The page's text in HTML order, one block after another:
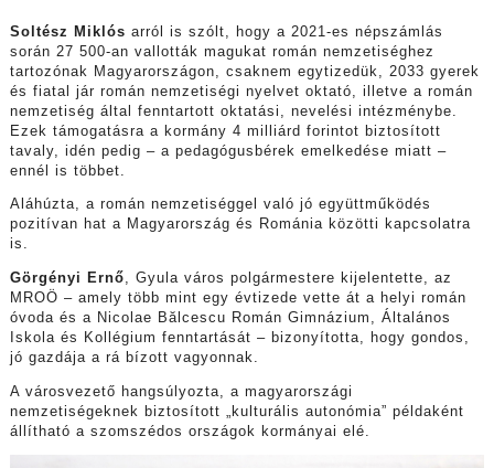
Soltész Miklós arról is szólt, hogy a 2021-es népszámlás
során 27 500-an vallották magukat román nemzetiséghez
tartozónak Magyarországon, csaknem egytizedük, 2033 gyerek
és fiatal jár román nemzetiségi nyelvet oktató, illetve a román
nemzetiség által fenntartott oktatási, nevelési intézménybe.
Ezek támogatásra a kormány 4 milliárd forintot biztosított
tavaly, idén pedig – a pedagógusbérek emelkedése miatt –
ennél is többet.
Aláhúzta, a román nemzetiséggel való jó együttműködés
pozitívan hat a Magyarország és Románia közötti kapcsolatra
is.
Görgényi Ernő, Gyula város polgármestere kijelentette, az
MROÖ – amely több mint egy évtizede vette át a helyi román
óvoda és a Nicolae Bălcescu Román Gimnázium, Általános
Iskola és Kollégium fenntartását – bizonyította, hogy gondos,
jó gazdája a rá bízott vagyonnak.
A városvezető hangsúlyozta, a magyarországi
nemzetiségeknek biztosított „kulturális autonómia” példaként
állítható a szomszédos országok kormányai elé.